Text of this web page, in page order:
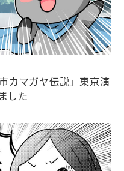
カマガヤ伝説」東京演
した